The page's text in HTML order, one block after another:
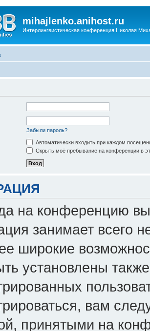
mihajlenko.anihost.ru
Интерлингвистическая конференция Николая
Забыли пароль?
Автоматически входить при каждом
Скрыть моё пребывание на конференции в
на конференцию
занимает всего
широкие
установлены
вам
принятыми на